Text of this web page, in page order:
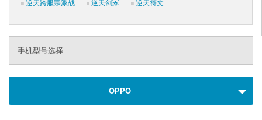
逆天跨服宗派战
逆天剑冢 逆天符文
手机型号选择
OPPO